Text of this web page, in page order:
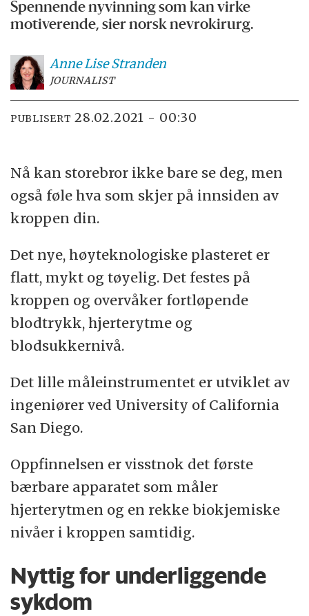
Spennende nyvinning som kan virke
motiverende, sier norsk nevrokirurg.
Anne Lise Stranden
JOURNALIST
PUBLISERT 28.02.2021 - 00:30
Nå kan storebror ikke bare se deg, men
også føle hva som skjer på innsiden av
kroppen din.
Det nye, høyteknologiske plasteret er
flatt, mykt og tøyelig. Det festes på
kroppen og overvåker fortløpende
blodtrykk, hjerterytme og
blodsukkernivå.
Det lille måleinstrumentet er utviklet av
ingeniører ved University of California
San Diego.
Oppfinnelsen er visstnok det første
bærbare apparatet som måler
hjerterytmen og en rekke biokjemiske
nivåer i kroppen samtidig.
Nyttig for underliggende
sykdom